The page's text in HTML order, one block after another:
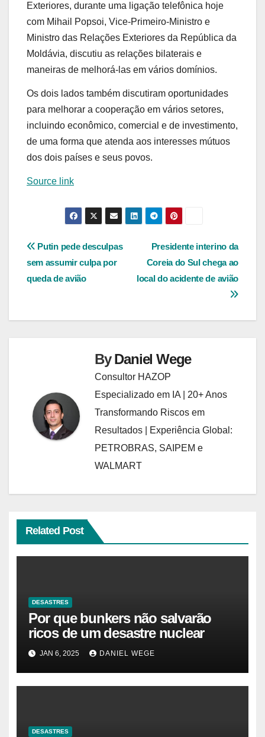
Exteriores, durante uma ligação telefônica hoje
com Mihail Popsoi, Vice-Primeiro-Ministro e
Ministro das Relações Exteriores da República da
Moldávia, discutiu as relações bilaterais e
maneiras de melhorá-las em vários domínios.
Os dois lados também discutiram oportunidades
para melhorar a cooperação em vários setores,
incluindo econômico, comercial e de investimento,
de uma forma que atenda aos interesses mútuos
dos dois países e seus povos.
Source link
Navegação
de
Presidente interino da
Coreia do Sul chega ao
local do acidente de avião
Putin pede desculpas
sem assumir culpa por
queda de avião
ByDaniel Wege
Consultor HAZOP
Especializado em IA | 20+ Anos
Transformando Riscos em
Resultados | Experiência Global:
PETROBRAS, SAIPEM e
WALMART
Related Post
DESASTRES
Por que bunkers não salvarão
ricos de um desastre nuclear
JAN 6, 2025 DANIEL WEGE
DESASTRES